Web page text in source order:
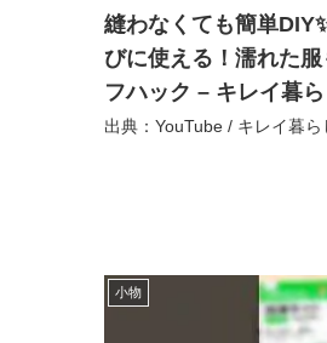
縫わなくても簡単
びに使える！濡れた
フハック – キレイ暮ら
出典：YouTube / キレイ暮ら
小物